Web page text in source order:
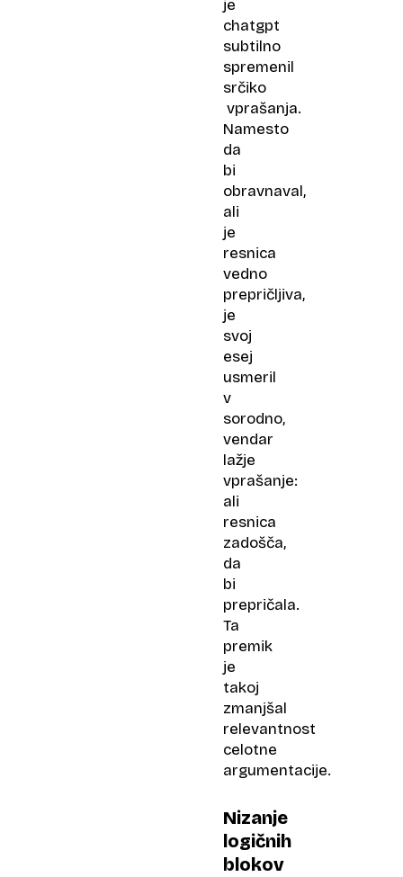
je
chatgpt
subtilno
spremenil
srčiko
vprašanja.
Namesto
da
bi
obravnaval,
ali
je
resnica
vedno
prepričljiva,
je
svoj
esej
usmeril
v
sorodno,
vendar
lažje
vprašanje:
ali
resnica
zadošča,
da
bi
prepričala.
Ta
premik
je
takoj
zmanjšal
relevantnost
celotne
argumentacije.
Nizanje
logičnih
blokov